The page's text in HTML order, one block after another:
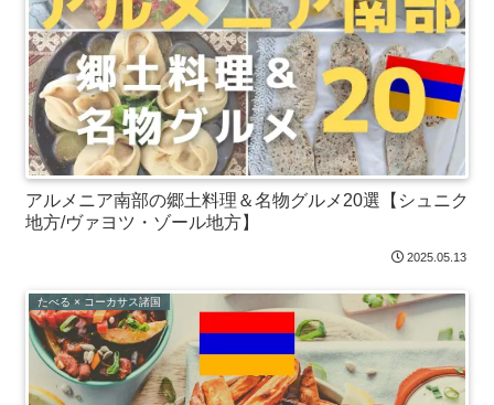
アルメニア南部の郷土料理＆名物グルメ20選【シュニク
地方/ヴァヨツ・ゾール地方】
2025.05.13
たべる × コーカサス諸国